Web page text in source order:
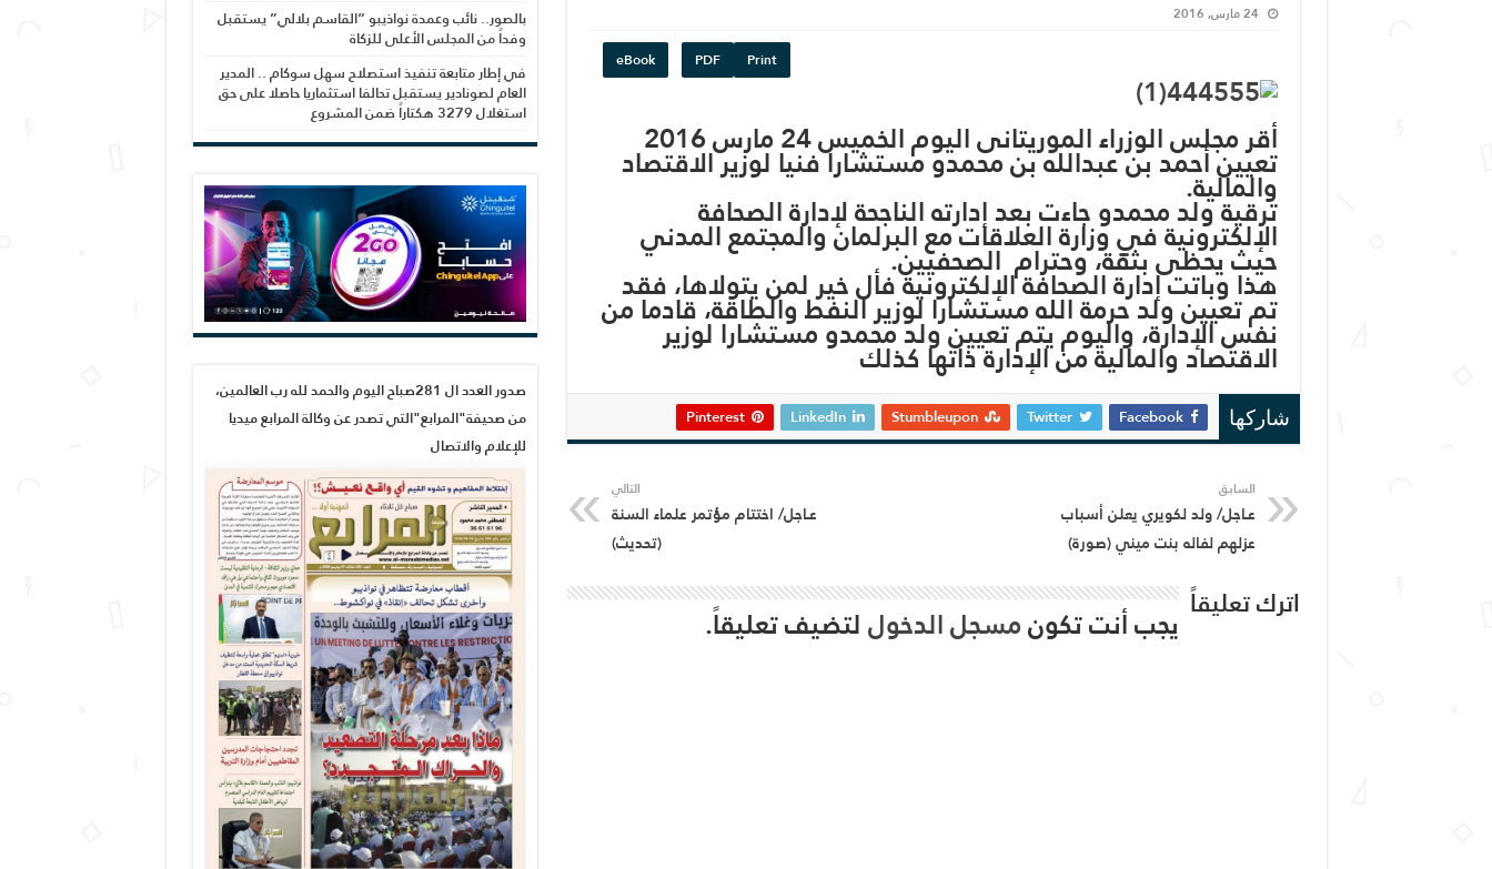
24 مارس, 2016
Print
PDF
eBook
أقر مجلس الوزراء الموريتانى اليوم الخميس 24 مارس 2016
تعيين أحمد بن عبدالله بن محمدو مستشارا فنيا لوزير الاقتصاد
والمالية.
ترقية ولد محمدو جاءت بعد إدارته الناجحة لإدارة الصحافة
الإلكترونية في وزارة العلاقات مع البرلمان والمجتمع المدني
حيث يحظى بثقة، وحترام الصحفيين.
هذا وباتت إدارة الصحافة الإلكترونية فأل خير لمن يتولاها، فقد
تم تعيين ولد حرمة الله مستشارا لوزير النفط والطاقة، قادما من
نفس الإدارة، واليوم يتم تعيين ولد محمدو مستشارا لوزير
الاقتصاد والمالية من الإدارة ذاتها كذلك
شاركها Facebook
Twitter
Stumbleupon
LinkedIn
Pinterest
السابق
عـاجل/ ولد لكويري يعلن أسباب
عزلهم لفاله بنت ميني (صورة)
التالي
عـاجل/ اختتام مؤتمر علماء السنة
(تحديث)
اترك تعليقاً يجب أنت تكونمسجل الدخوللتضيف تعليقاً.
بالصور.. نائب وعمدة نواذيبو “القاسم بلالي” يستقبل
وفداً من المجلس الأعلى للزكاة
في إطار متابعة تنفيذ استصلاح سهل سوكام .. المدير
العام لصونادير يستقبل تحالفا استثماريا حاصلا على حق
استغلال 3279 هكتاراً ضمن المشروع
صدور العدد ال 281صباح اليوم والحمد لله رب العالمين،
من صحيفة"المرابع"التي تصدر عن وكالة المرابع ميديا
للإعلام والاتصال